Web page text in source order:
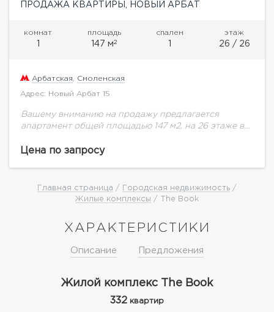
ПРОДАЖА КВАРТИРЫ, НОВЫЙ АРБАТ
комнат площадь
147 м2
спален этаж
26 / 26
Арбатская, Смоленская
Адрес: Новый Арбат 15
Вашему вниманию на продажу предлагается
апартамент общей площадью 147 м2. на 26 этаже в
премиальной локации на Новом Арбате, в...
Цена по запросу
Главная страница / Городская недвижимость /
Жилые комплексы / The Book
ХАРАКТЕРИСТИКИ
Описание Предложения
Жилой комплекс The Book
332 квартир